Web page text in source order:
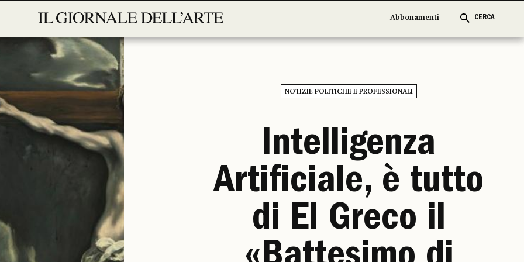
Abbonamenti CERCA
Abbonamenti CERCA
NOTIZIE POLITICHE E PROFESSIONALI
Intelligenza
Artificiale, è tutto
di El Greco il